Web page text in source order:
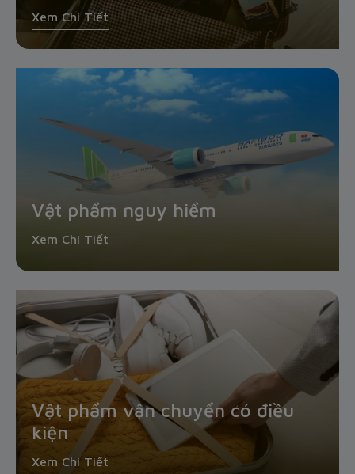
Xem Chi Tiết
Vật phẩm nguy hiểm
Xem Chi Tiết
Vật phẩm vận chuyển có điều
kiện
Xem Chi Tiết